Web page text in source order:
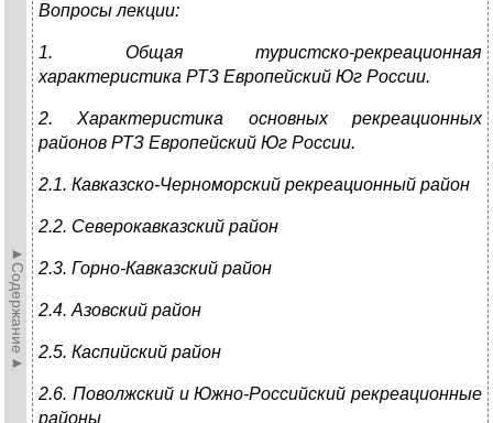
►Содержание►
Вопросы лекции:
1. Общая туристско-рекреационная
характеристика РТЗ Европейский Юг России.
2. Характеристика основных рекреационных
районов РТЗ Европейский Юг России.
2.1. Кавказско-Черноморский рекреационный район
2.2. Северокавказский район
2.3. Горно-Кавказский район
2.4. Азовский район
2.5. Каспийский район
2.6. Поволжский и Южно-Российский рекреационные
районы